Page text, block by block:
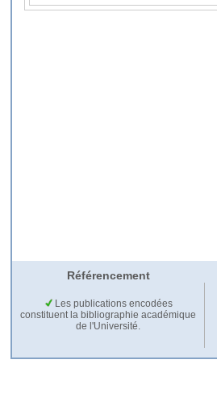
Référencement
Les publications encodées
constituent la bibliographie académique
de l'Université.